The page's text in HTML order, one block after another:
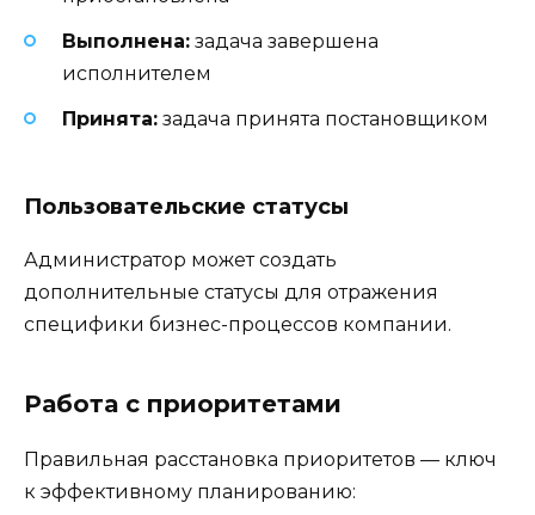
Выполнена: задача завершена
исполнителем
Принята: задача принята постановщиком
Пользовательские статусы
Администратор может создать
дополнительные статусы для отражения
специфики бизнес-процессов компании.
Работа с приоритетами
Правильная расстановка приоритетов — ключ
к эффективному планированию: